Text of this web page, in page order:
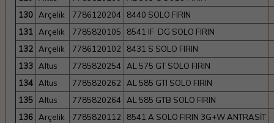
130 Arçelik 7786120204
8440 SOLO FIRIN
131 Arçelik 7785820105
8541 IF DG SOLO FIRIN
132 Arçelik 7786120102
8431 S SOLO FIRIN
133 Altus 7785820254 AL 575 GT SOLO FIRIN
134 Altus 7785820262 AL 585 GTI SOLO FIRIN
135 Altus 7785820264 AL 585 GTB SOLO FIRIN
136 Arçelik 7785820112 8541 A SOLO FIRIN 3G+W ANTRASİT